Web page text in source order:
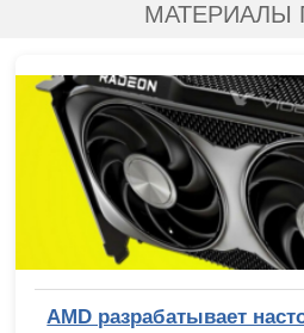
МАТЕРИАЛЫ
AMD разрабатывает